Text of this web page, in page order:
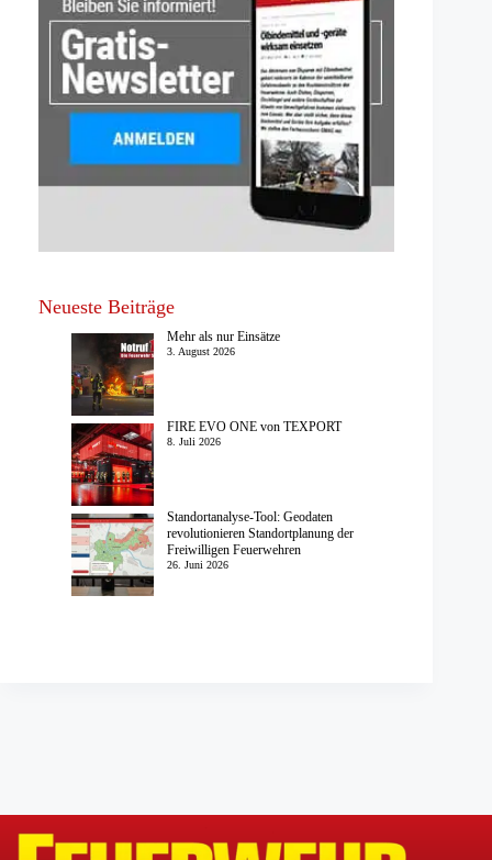
Neueste Beiträge
Mehr als nur Einsätze
3. August 2026
FIRE EVO ONE von TEXPORT
8. Juli 2026
Standortanalyse-Tool: Geodaten
revolutionieren Standortplanung der
Freiwilligen Feuerwehren
26. Juni 2026